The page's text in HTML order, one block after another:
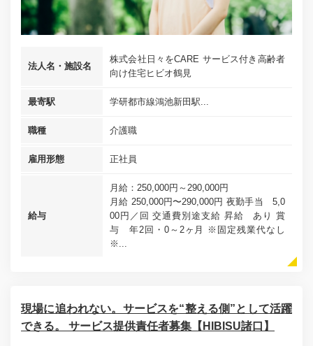
法人名・施設名
株式会社日々をCARE サービス付き高齢者
向け住宅ヒビオ鶴見
最寄駅 学研都市線鴻池新田駅...
職種 介護職
雇用形態 正社員
給与
月給：250,000円～290,000円
月給 250,000円〜290,000円 夜勤手当 5,0
00円／回 交通費別途支給 昇給 あり 賞
与 年2回・0～2ヶ月 ※固定残業代なし
※...
現場に追われない。サービスを“整える側”として活躍
できる。 サービス提供責任者募集【HIBISU諸口】